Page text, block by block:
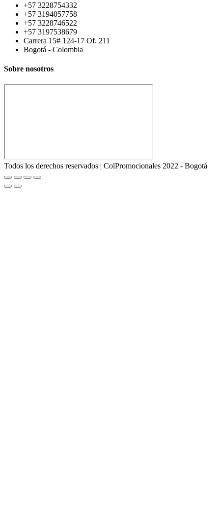
+57 3228754332
+57 3194057758
+57 3228746522
+57 3197538679
Carrera 15# 124-17 Of. 211
Bogotá - Colombia
Sobre nosotros
Todos los derechos reservados | ColPromocionales 2022 - Bogotá